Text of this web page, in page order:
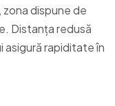
dispune de
Distanța redusă
asigură rapiditate în